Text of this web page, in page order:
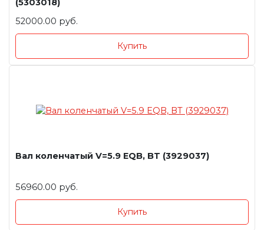
(5303018)
52000.00 руб.
Купить
Вал коленчатый V=5.9 EQB, BT (3929037)
56960.00 руб.
Купить